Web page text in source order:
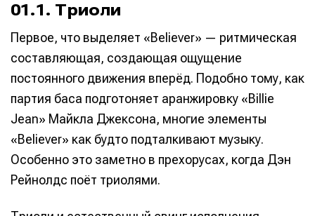
01.1. Триоли
Первое, что выделяет «Believer» — ритмическая
составляющая, создающая ощущение
постоянного движения вперёд. Подобно тому, как
партия баса подготоняет аранжировку «Billie
Jean» Майкла Джексона, многие элементы
«Believer» как будто подталкивают музыку.
Особенно это заметно в прехорусах, когда Дэн
Рейнолдс поёт триолями.